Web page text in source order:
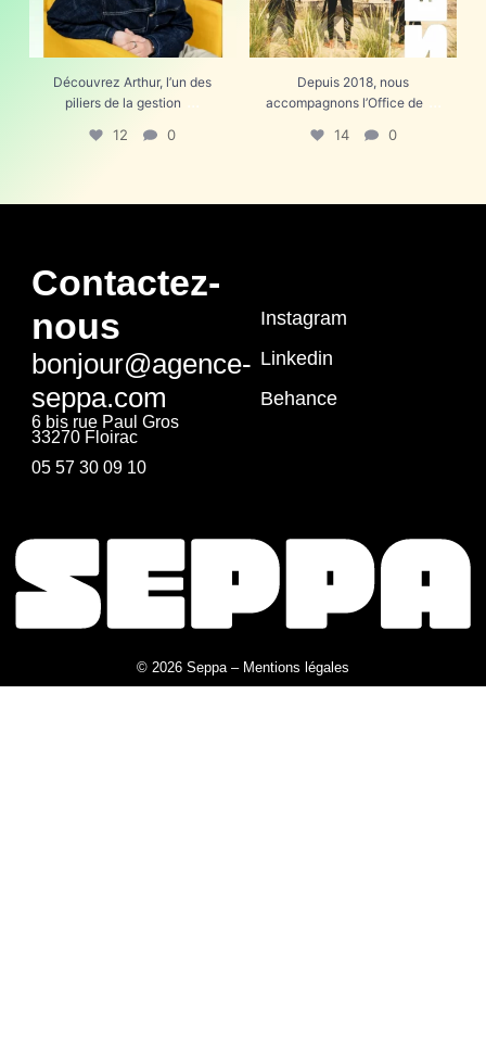
Découvrez Arthur, l’un des
piliers de la gestion
12 0
Depuis 2018, nous
accompagnons l’Office de
14 0
Contactez-
nous
bonjour@agence-
seppa.com
6 bis rue Paul Gros
33270 Floirac
05 57 30 09 10
Instagram
Linkedin
Behance
© 2026 Seppa – Mentions légales